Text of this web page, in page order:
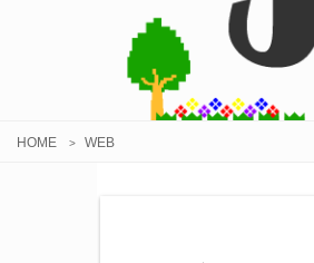
HOME > WEB